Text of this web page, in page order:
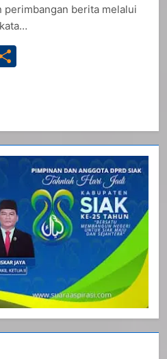
perimbangan berita melalui